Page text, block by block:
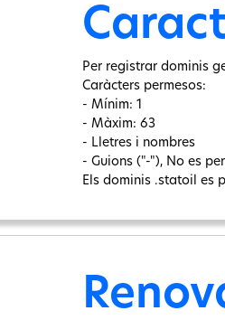
Per registrar dominis
Caràcters permesos:
- Mínim: 1
- Màxim: 63
- Lletres i nombres
- Guions ("-"), No es
Els dominis .statoil es